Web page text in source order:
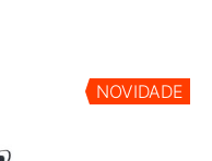
NOVIDADE